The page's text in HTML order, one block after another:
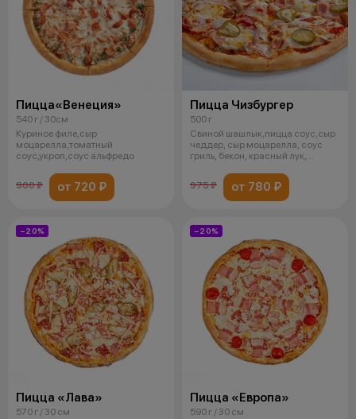
Пицца«Венеция»
540 г / 30см
Куриное филе,сыр
моцарелла,томатный
соус,укроп,соус альфредо
900 ₽ от 720 ₽
Пицца Чизбургер
500 г
Свиной шашлык,пицца соус,сыр
чеддер, сыр моцарелла, соус
гриль, бекон, красный лук,
975 ₽
от 780 ₽
−20%
Пицца «Лава»
570 г / 30 см
−20%
Пицца «Европа»
590 г / 30 см